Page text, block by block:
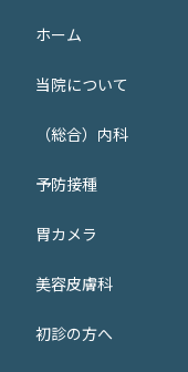
ホーム
当院について
（総合）内科
予防接種
胃カメラ
美容皮膚科
初診の方へ